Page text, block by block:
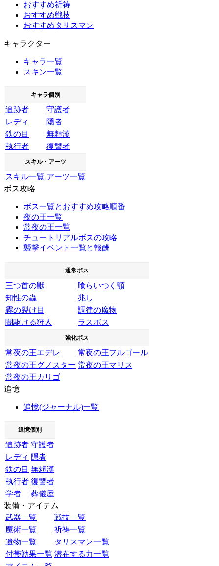
おすすめ祈祷
おすすめ戦技
おすすめタリスマン
キャラクター
キャラ一覧
スキン一覧
キャラ個別
追跡者
守護者
レディ
隠者
鉄の目
無頼漢
執行者
復讐者
スキル・アーツ
スキル一覧 アーツ一覧
ボス攻略
ボス一覧とおすすめ攻略順番
夜の王一覧
常夜の王一覧
チュートリアルボスの攻略
襲撃イベント一覧と報酬
通常ボス
三つ首の獣
喰らいつく顎
知性の蟲
兆し
霧の裂け目
調律の魔物
闇駆ける狩人
ラスボス
強化ボス
常夜の王エデレ
常夜の王フルゴール
常夜の王グノスター 常夜の王マリス
常夜の王カリゴ
追憶
追憶(ジャーナル)一覧
追憶個別
追跡者 守護者
レディ 隠者
鉄の目 無頼漢
執行者 復讐者
学者
葬儀屋
装備・アイテム
武器一覧
戦技一覧
魔術一覧
祈祷一覧
遺物一覧
タリスマン一覧
付帯効果一覧 潜在する力一覧